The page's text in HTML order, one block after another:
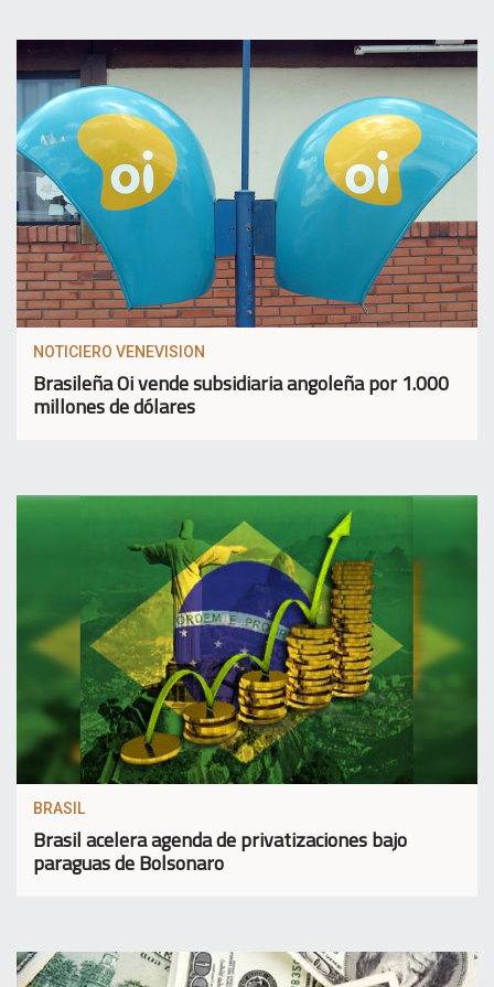
NOTICIERO VENEVISION
Brasileña Oi vende subsidiaria angoleña por 1.000
millones de dólares
BRASIL
Brasil acelera agenda de privatizaciones bajo
paraguas de Bolsonaro